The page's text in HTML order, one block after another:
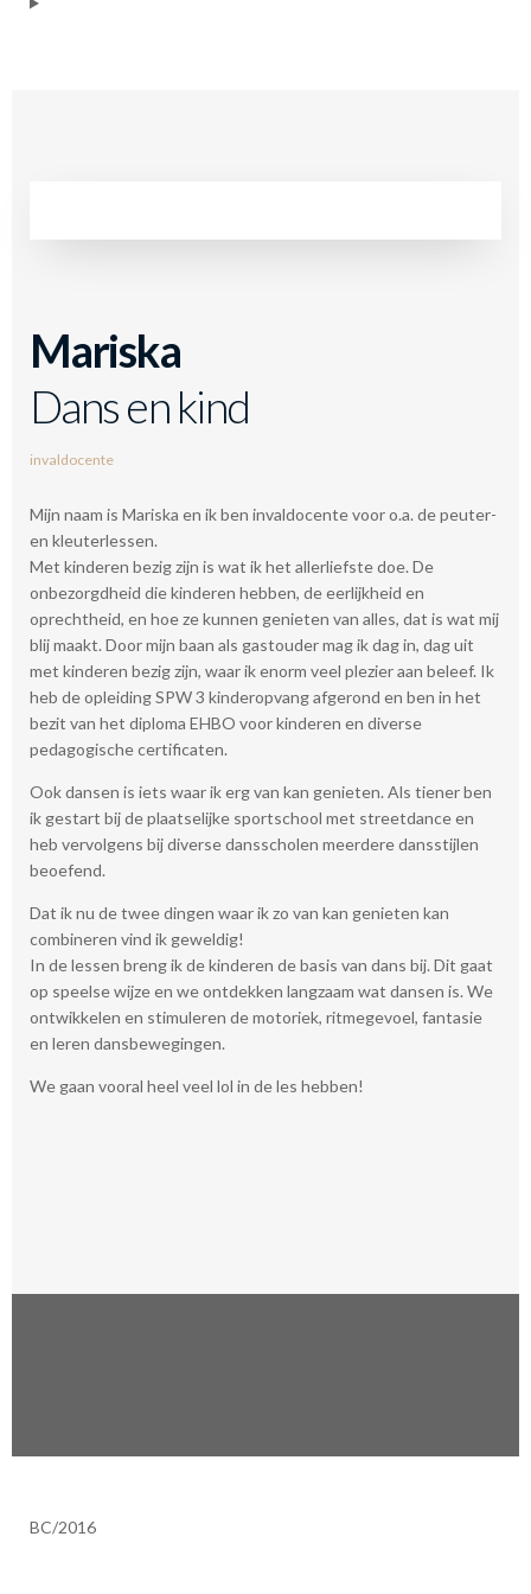
Mariska
Dans en kind
invaldocente
Mijn naam is Mariska en ik ben invaldocente voor o.a. de peuter-
en kleuterlessen.
Met kinderen bezig zijn is wat ik het allerliefste doe. De
onbezorgdheid die kinderen hebben, de eerlijkheid en
oprechtheid, en hoe ze kunnen genieten van alles, dat is wat mij
blij maakt. Door mijn baan als gastouder mag ik dag in, dag uit
met kinderen bezig zijn, waar ik enorm veel plezier aan beleef. Ik
heb de opleiding SPW 3 kinderopvang afgerond en ben in het
bezit van het diploma EHBO voor kinderen en diverse
pedagogische certificaten.
Ook dansen is iets waar ik erg van kan genieten. Als tiener ben
ik gestart bij de plaatselijke sportschool met streetdance en
heb vervolgens bij diverse dansscholen meerdere dansstijlen
beoefend.
Dat ik nu de twee dingen waar ik zo van kan genieten kan
combineren vind ik geweldig!
In de lessen breng ik de kinderen de basis van dans bij. Dit gaat
op speelse wijze en we ontdekken langzaam wat dansen is. We
ontwikkelen en stimuleren de motoriek, ritmegevoel, fantasie
en leren dansbewegingen.
We gaan vooral heel veel lol in de les hebben!
BC/2016